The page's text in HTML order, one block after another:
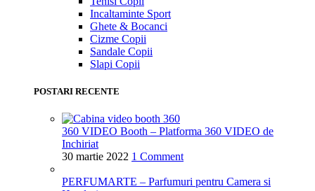
Incaltaminte Sport
Ghete & Bocanci
Cizme Copii
Sandale Copii
Slapi Copii
POSTARI RECENTE
360 VIDEO Booth – Platforma 360 VIDEO de
Inchiriat
30 martie 2022 1 Comment
PERFUMARTE – Parfumuri pentru Camera si